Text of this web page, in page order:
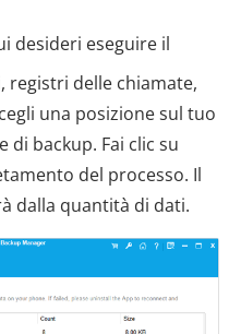
desideri eseguire il
registri delle chiamate,
una posizione sul tuo
di backup. Fai clic su
del processo. Il
dalla quantità di dati.